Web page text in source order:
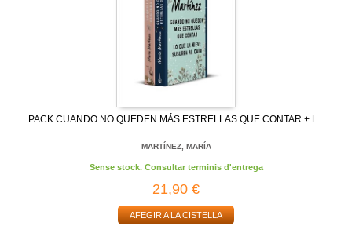
PACK CUANDO NO QUEDEN MÁS ESTRELLAS QUE CONTAR + L...
MARTÍNEZ, MARÍA
Sense stock. Consultar terminis d'entrega
21,90 €
AFEGIR A LA CISTELLA